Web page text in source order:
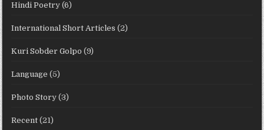
Hindi Poetry (6)
International Short Articles (2)
Kuri Sobder Golpo (9)
Language (5)
Photo Story (3)
Recent (21)